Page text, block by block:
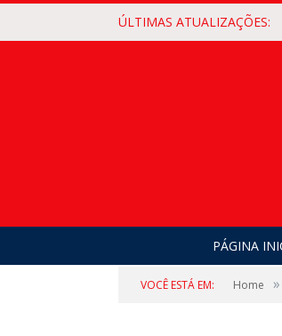
ÚLTIMAS ATUALIZAÇÕES:
PÁGINA
VOCÊ ESTÁ EM: Home »